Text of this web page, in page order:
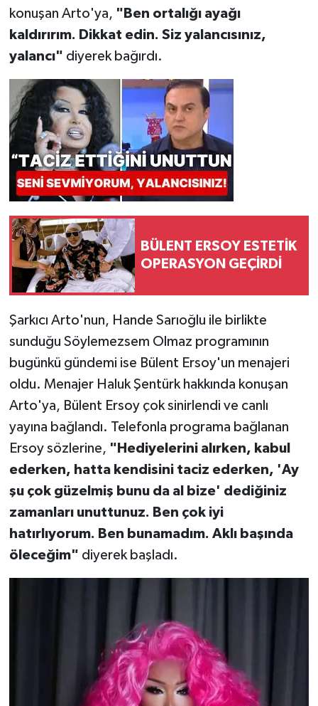
konuşan Arto'ya, "Ben ortalığı ayağı
kaldırırım. Dikkat edin. Siz yalancısınız,
yalancı" diyerek bağırdı.
BÜLENT ERSOY ESTETİK
OPERASYON GEÇİRDİ
Şarkıcı Arto'nun, Hande Sarıoğlu ile birlikte
sunduğu Söylemezsem Olmaz programının
bugünkü gündemi ise Bülent Ersoy'un menajeri
oldu. Menajer Haluk Şentürk hakkında konuşan
Arto'ya, Bülent Ersoy çok sinirlendi ve canlı
yayına bağlandı. Telefonla programa bağlanan
Ersoy sözlerine, "Hediyelerini alırken, kabul
ederken, hatta kendisini taciz ederken, 'Ay
şu çok güzelmiş bunu da al bize' dediğiniz
zamanları unuttunuz. Ben çok iyi
hatırlıyorum. Ben bunamadım. Aklı başında
öleceğim" diyerek başladı.